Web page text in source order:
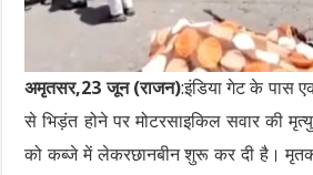
अमृतसर,23 जून (राजन):इंडिया गेट के पास
से भिड़ंत होने पर मोटरसाइकिल सवार की
को कब्जे में लेकरछानबीन शुरू कर दी है। मृतक